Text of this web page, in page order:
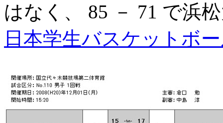
はなく、 85 － 71 で浜
日本学生バスケットボ